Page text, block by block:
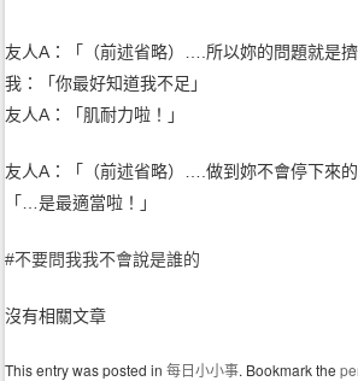
友人A：「（前述省略）….所以妳的問題就是
我：「你最好知道我不足」
友人A：「肌耐力啦！」
友人A：「（前述省略）….做到妳不會停下來
「…是最適當啦！」
#不要問我我不會說是誰的
沒有相關文章
This entry was posted in每日小小事. Bookmark the